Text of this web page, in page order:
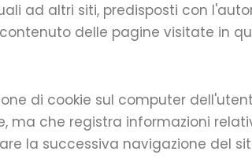
ad altri siti, predisposti con
contenuto delle pagine visitate in
di cookie sul computer
che registra informazioni
la successiva navigazione del